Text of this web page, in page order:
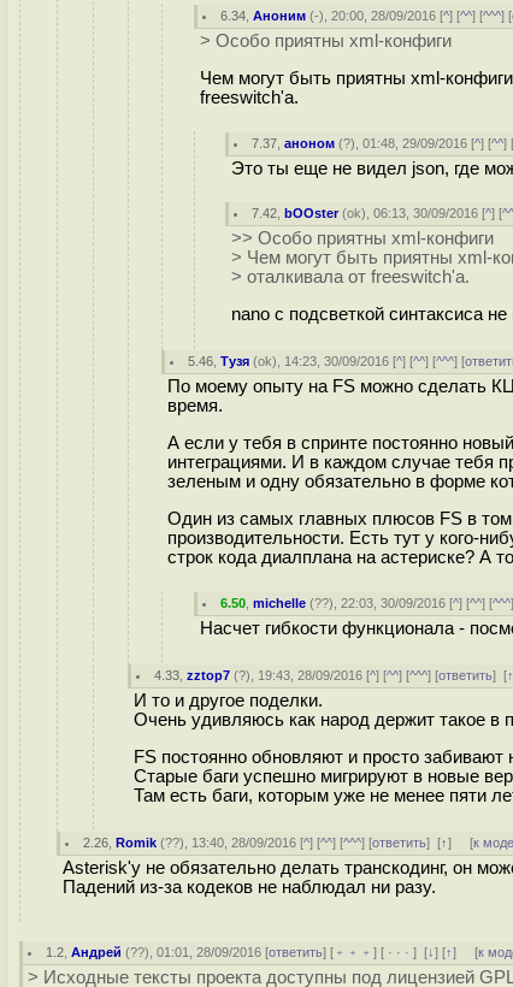
6.34 ,Аноним (-), 20:00, 28/09/2016 [^] [^^] [^^^] [
> Особо приятны xml-конфиги
Чем могут быть приятны xml-
freeswitch'a.
7.37 ,аноном (?), 01:48, 29/09/2016 [^] [^^]
Это ты еще не видел json, где
7.42 ,bOOster(ok), 06:13, 30/09/2016 [^] [
>> Особо приятны xml-конфиги
> Чем могут быть приятны xml-
> оталкивала от freeswitch'a.
nano c подсветкой синтаксиса
5.46 ,Тузя (ok), 14:23, 30/09/2016 [^] [^^] [^^^] [
По моему опыту на FS можно сделать
время.
А если у тебя в спринте постоянно
интеграциями. И в каждом случае тебя
зеленым и одну обязательно в форме
Один из самых главных плюсов FS в
производительности. Есть тут у кого-
строк кода диалплана на астериске? А
6.50 ,michelle (??), 22:03, 30/09/2016 [^] [^^] [^^^
Насчет гибкости функционала -
4.33 ,zztop7 (?), 19:43, 28/09/2016 [^] [^^] [^^^] [ответить][
И то и другое поделки.
Очень удивляюсь как народ держит такое в
FS постоянно обновляют и просто
Старые баги успешно мигрируют в новые
Там есть баги, которым уже не менее пяти
2.26 ,Romik (??), 13:40, 28/09/2016 [^] [^^] [^^^] [ответить][↑] [к
Asterisk'у не обязательно делать транскодинг, он
Падений из-за кодеков не наблюдал ни разу.
1.2 ,Андрей (??), 01:01, 28/09/2016 [ответить] [ ﹢﹢﹢] [ · · ·][↓] [↑] [к
> Исходные тексты проекта доступны под лицензией